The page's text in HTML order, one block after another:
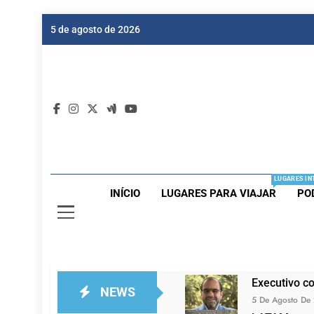
5 de agosto de 2026
INÍCIO LUGARES PARA VIAJAR
LUGARES
NEWS
Executivo
5 De Agosto